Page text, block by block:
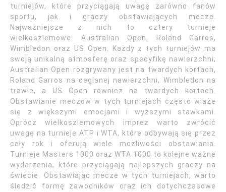
turniejów, które przyciągają uwagę zarówno fanów
sportu, jak i graczy obstawiających mecze.
Najważniejsze z nich to cztery turnieje
wielkoszlemowe: Australian Open, Roland Garros,
Wimbledon oraz US Open. Każdy z tych turniejów ma
swoją unikalną atmosferę oraz specyfikę nawierzchni;
Australian Open rozgrywany jest na twardych kortach,
Roland Garros na ceglanej nawierzchni, Wimbledon na
trawie, a US Open również na twardych kortach.
Obstawianie meczów w tych turniejach często wiąże
się z większymi emocjami i wyższymi stawkami.
Oprócz wielkoszlemowych imprez warto zwrócić
uwagę na turnieje ATP i WTA, które odbywają się przez
cały rok i oferują wiele możliwości obstawiania.
Turnieje Masters 1000 oraz WTA 1000 to kolejne ważne
wydarzenia, które przyciągają najlepszych graczy na
świecie. Obstawiając mecze w tych turniejach, warto
śledzić formę zawodników oraz ich dotychczasowe